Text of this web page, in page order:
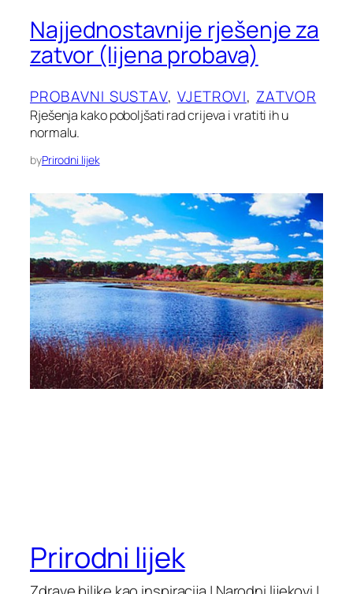
Najjednostavnije rješenje za
zatvor (lijena probava)
PROBAVNI SUSTAV, VJETROVI, ZATVOR
Rješenja kako poboljšati rad crijeva i vratiti ih u
normalu.
byPrirodni lijek
Prirodni lijek